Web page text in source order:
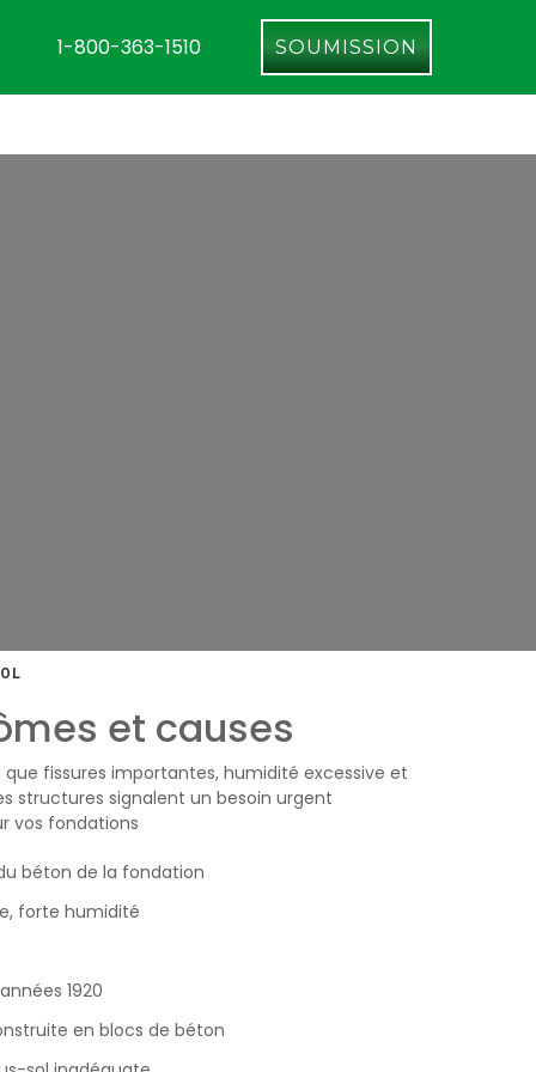
1-800-363-1510 SOUMISSION
et causes
fissures importantes, humidité excessive et
structures signalent un besoin urgent
vos fondations
béton de la fondation
forte humidité
1920
en blocs de béton